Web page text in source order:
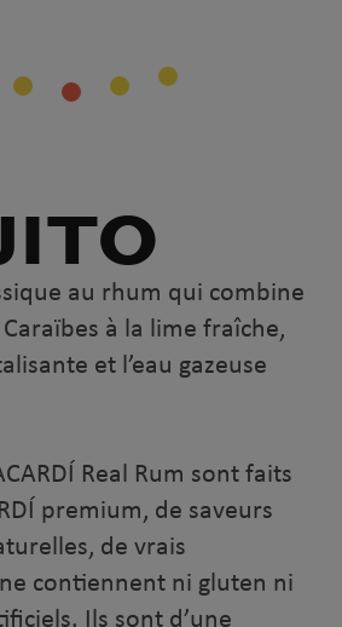
au rhum qui combine
à la lime fraîche,
et l’eau gazeuse
Real Rum sont faits
premium, de saveurs
de vrais
contiennent ni gluten ni
Ils sont d’une